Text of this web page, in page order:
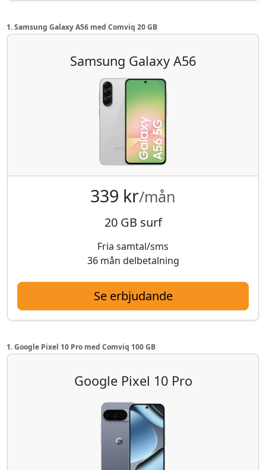
1. Samsung Galaxy A56 med Comviq 20 GB
Samsung Galaxy A56
339 kr/mån
20 GB surf
Fria samtal/sms
36 mån delbetalning
Se erbjudande
1. Google Pixel 10 Pro med Comviq 100 GB
Google Pixel 10 Pro